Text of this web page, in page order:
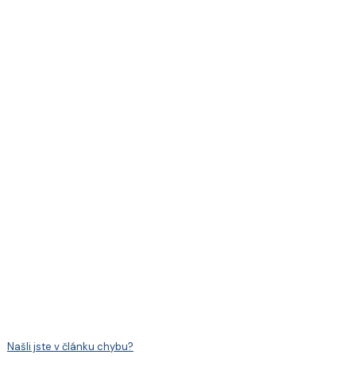
Našli jste v článku chybu?